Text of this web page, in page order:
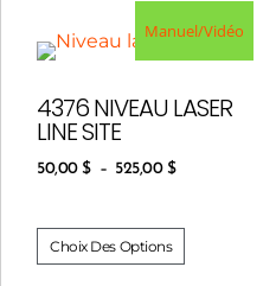
Manuel/Vidéo
4376 NIVEAU LASER
LINE SITE
50,00$ – 525,00 $
Choix Des Options